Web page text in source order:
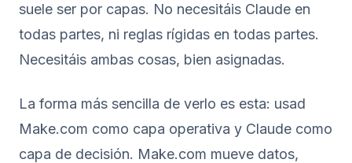
suele ser por capas. No necesitáis Claude en
todas partes, ni reglas rígidas en todas partes.
Necesitáis ambas cosas, bien asignadas.
La forma más sencilla de verlo es esta: usad
Make.com como capa operativa y Claude como
capa de decisión. Make.com mueve datos,